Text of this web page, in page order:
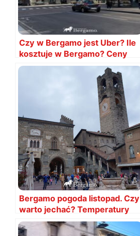
Czy w Bergamo jest Uber? Ile
kosztuje w Bergamo? Ceny
2024
Bergamo pogoda listopad. Czy
warto jechać? Temperatury